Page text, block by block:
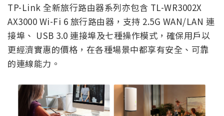
TP-Link 全新旅行路由器系列亦包含 TL-WR3002X
AX3000 Wi-Fi 6 旅行路由器，支持 2.5G WAN/LAN 連
接埠、 USB 3.0 連接埠及七種操作模式，確保用戶以
更經濟實惠的價格，在各種場景中都享有安全、可靠
的連線能力。